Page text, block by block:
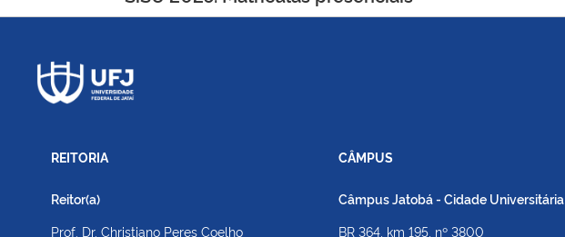
REITORIA
Reitor(a)
Prof. Dr. Christiano Peres Coelho
CÂMPUS
Câmpus Jatobá - Cidade Universitária
BR 364, km 195, nº 3800